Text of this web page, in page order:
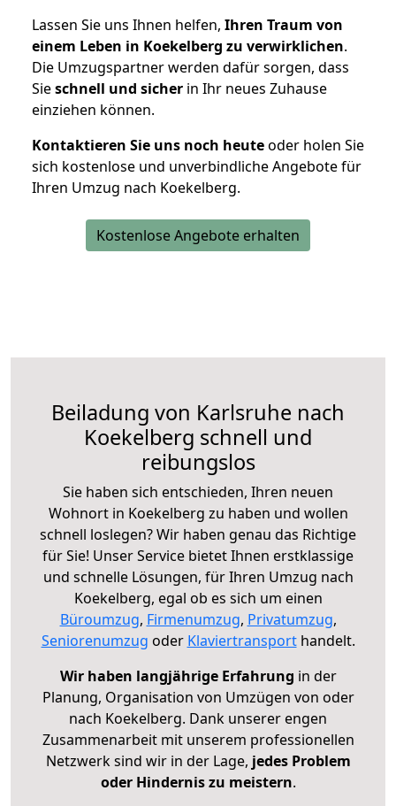
Lassen Sie uns Ihnen helfen, Ihren Traum von
einem Leben in Koekelberg zu verwirklichen.
Die Umzugspartner werden dafür sorgen, dass
Sieschnell und sicher in Ihr neues Zuhause
einziehen können.
Kontaktieren Sie uns noch heuteoder holen Sie
sich kostenlose und unverbindliche Angebote für
Ihren Umzug nach Koekelberg.
Kostenlose Angebote erhalten
Beiladung von Karlsruhe nach
Koekelberg schnell und
reibungslos
Sie haben sich entschieden, Ihren neuen
Wohnort in Koekelberg zu haben und wollen
schnell loslegen? Wir haben genau das Richtige
für Sie! Unser Service bietet Ihnen erstklassige
und schnelle Lösungen, für Ihren Umzug nach
Koekelberg, egal ob es sich um einen
Büroumzug, Firmenumzug, Privatumzug,
Seniorenumzug oder Klaviertransporthandelt.
Wir haben langjährige Erfahrung in der
Planung, Organisation von Umzügen von oder
nach Koekelberg. Dank unserer engen
Zusammenarbeit mit unserem professionellen
Netzwerk sind wir in der Lage, jedes Problem
oder Hindernis zu meistern.